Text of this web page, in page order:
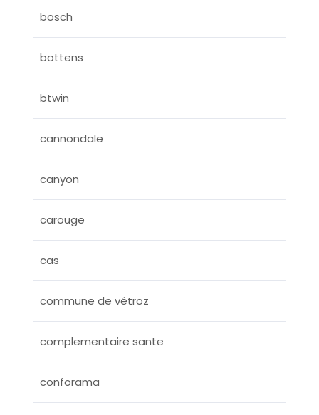
bosch
bottens
btwin
cannondale
canyon
carouge
cas
commune de vétroz
complementaire sante
conforama